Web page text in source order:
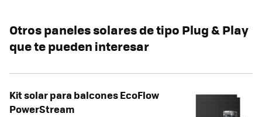
Otros paneles solares de tipo Plug & Play
que te pueden interesar
Kit solar para balcones EcoFlow
PowerStream